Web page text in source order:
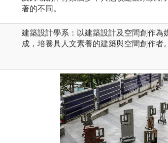
著的不同。
建築設計學系：以建築設計及空間創作為
成，培養具人文素養的建築與空間創作者。